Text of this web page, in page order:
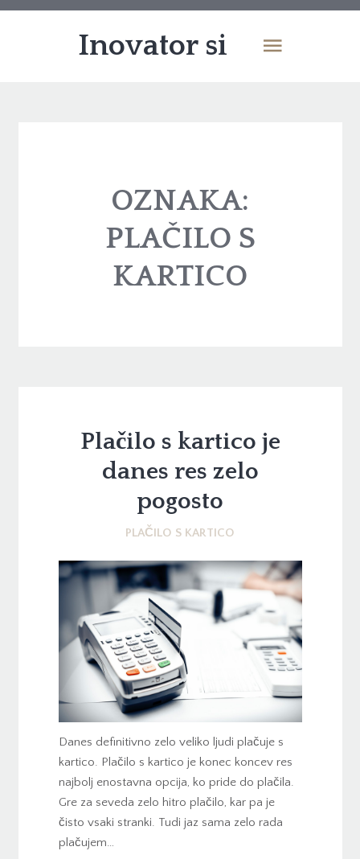
Inovator si
OZNAKA:
PLAČILO S
KARTICO
Plačilo s kartico je
danes res zelo
pogosto
PLAČILO S KARTICO
Danes definitivno zelo veliko ljudi plačuje s
kartico. Plačilo s kartico je konec koncev res
najbolj enostavna opcija, ko pride do plačila.
Gre za seveda zelo hitro plačilo, kar pa je
čisto vsaki stranki. Tudi jaz sama zelo rada
plačujem…